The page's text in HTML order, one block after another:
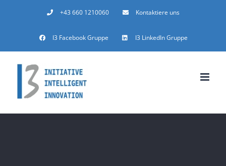
+43 660 1210060 Kontaktiere uns
I3 Facebook Gruppe I3 LinkedIn Gruppe